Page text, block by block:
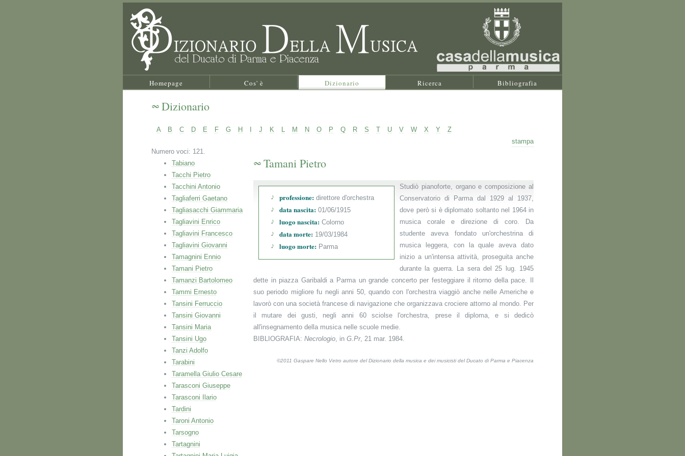
Homepage Cos' è Dizionario Ricerca Bibliografia
Dizionario
A B C D E F G H J K L M N O P Q R S T U V W X Y
Z
stampa
Numero voci: 121.
Tabiano
Tacchi Pietro
Tacchini Antonio
Tagliaferri Gaetano
Tagliasacchi Giammaria
Tagliavini Enrico
Tagliavini Francesco
Tagliavini Giovanni
Tamagnini Ennio
Tamani Pietro
Tamanzi Bartolomeo
Tammi Ernesto
Tansini Ferruccio
Tansini Giovanni
Tansini Maria
Tansini Ugo
Tanzi Adolfo
Tarabini
Taramella Giulio Cesare
Tarasconi Giuseppe
Tarasconi Ilario
Tardini
Taroni Antonio
Tarsogno
Tartagnini
Tamani Pietro
professione: direttore d'orchestra
data nascita: 01/06/1915
luogo nascita: Colorno
data morte: 19/03/1984
luogo morte: Parma
Studiò pianoforte, organo e composizione al
Conservatorio di Parma dal 1929 al 1937,
dove però si è diplomato soltanto nel 1964 in
musica corale e direzione di coro. Da
studente aveva fondato un'orchestrina di
musica leggera, con la quale aveva dato
inizio a un'intensa attività, proseguita anche
durante la guerra. La sera del 25 lug. 1945
dette in piazza Garibaldi a Parma un grande concerto per festeggiare il ritorno della pace. Il
suo periodo migliore fu negli anni 50, quando con l'orchestra viaggiò anche nelle Americhe e
lavorò con una società francese di navigazione che organizzava crociere attorno al mondo. Per
il mutare dei gusti, negli anni 60 sciolse l'orchestra, prese il diploma, e si dedicò
all'insegnamento della musica nelle scuole medie.
BIBLIOGRAFIA: Necrologio, in G.Pr, 21 mar. 1984.
©2011 Gaspare Nello Vetro autore del Dizionario della musica e dei musicisti del Ducato di Parma e Piacenza